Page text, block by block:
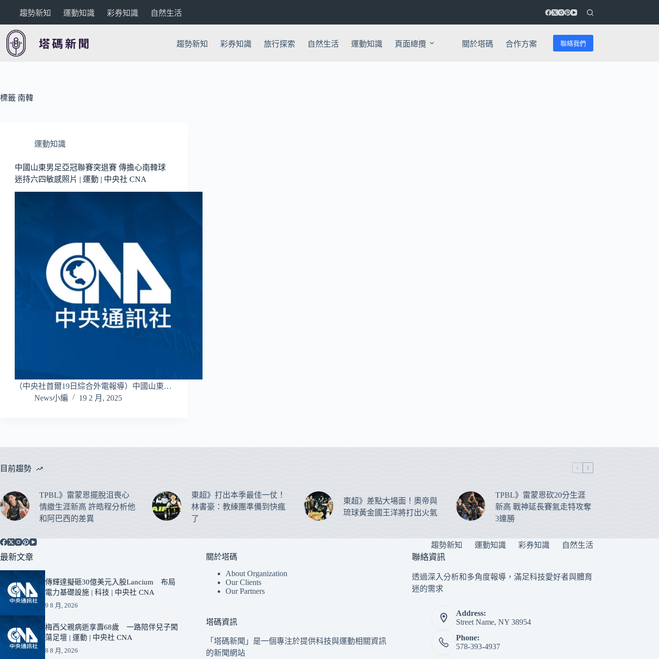
要
內
趨勢新知 運動知識 彩券知識 自然生活
趨勢新知 彩券知識 旅行探索 自然生活 運動知識 頁面總攬 關於塔碼 合作方案 聯絡我們
標籤 南韓
運動知識
中國山東男足亞冠聯賽突退賽 傳擔心南韓球
迷持六四敏感照片 | 運動 | 中央社 CNA
（中央社首爾19日綜合外電報導）中國山東…
News小編
19 2 月, 2025
目前趨勢
TPBL》雷蒙恩擺脫沮喪心
情繳生涯新高 許皓程分析他
和阿巴西的差異
東超》打出本季最佳一仗！
林書豪：教練團準備到快瘋
了
東超》差點大場面！奧帝與
琉球黃金國王洋將打出火氣
TPBL》雷蒙恩砍20分生涯
新高 戰神延長賽氣走特攻奪
3連勝
趨勢新知 運動知識 彩券知識 自然生活
最新文章
傳輝達擬砸30億美元入股Lancium 布局
電力基礎設施 | 科技 | 中央社 CNA
9 8 月, 2026
梅西父親病逝享壽68歲 一路陪伴兒子闖
蕩足壇 | 運動 | 中央社 CNA
8 8 月, 2026
關於塔碼
About Organization
Our Clients
Our Partners
塔碼資訊
「塔碼新聞」是一個專注於提供科技與運動相關資訊
的新聞網站
聯絡資訊
透過深入分析和多角度報導，滿足科技愛好者與體育
迷的需求
Address:
Street Name, NY 38954
Phone:
578-393-4937